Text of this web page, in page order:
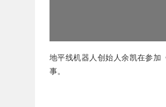
地平线机器人创始人余凯在参加
事。